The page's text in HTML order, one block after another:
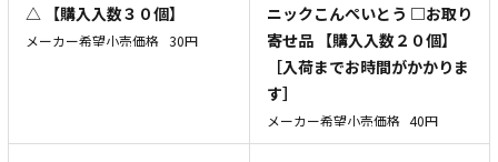
△ 【購入入数３０個】
メーカー希望小売価格 30円
ニックこんぺいとう □お取り
寄せ品 【購入入数２０個】
［入荷までお時間がかかりま
す］
メーカー希望小売価格 40円